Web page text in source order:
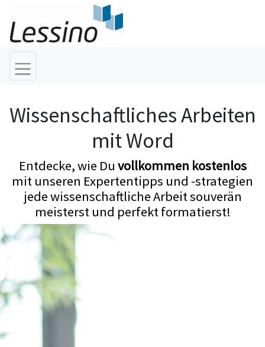
Wissenschaftliches Arbeiten
mit Word
Entdecke, wie Du vollkommen kostenlos
mit unseren Expertentipps und -strategien
jede wissenschaftliche Arbeit souverän
meisterst und perfekt formatierst!